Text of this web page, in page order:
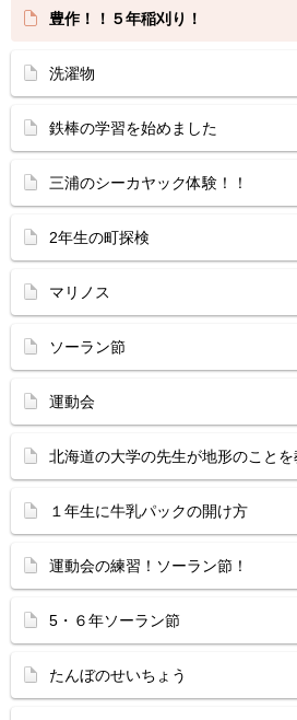
豊作！！５年稲刈り！
洗濯物
鉄棒の学習を始めました
三浦のシーカヤック体験！！
2年生の町探検
マリノス
ソーラン節
運動会
北海道の大学の先生が地形のこと
１年生に牛乳パックの開け方
運動会の練習！ソーラン節！
5・６年ソーラン節
たんぼのせいちょう